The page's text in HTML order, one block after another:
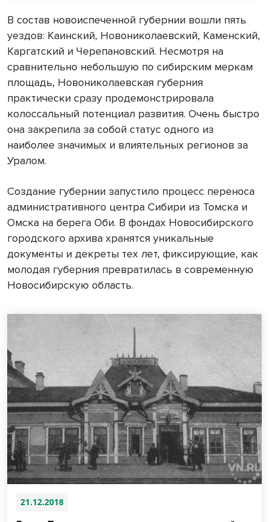
В состав новоиспеченной губернии вошли пять
уездов: Каинский, Новониколаевский, Каменский,
Каргатский и Черепановский. Несмотря на
сравнительно небольшую по сибирским меркам
площадь, Новониколаевская губерния
практически сразу продемонстрировала
колоссальный потенциал развития. Очень быстро
она закрепила за собой статус одного из
наиболее значимых и влиятельных регионов за
Уралом.
Создание губернии запустило процесс переноса
административного центра Сибири из Томска и
Омска на берега Оби. В фондах Новосибирского
городского архива хранятся уникальные
документы и декреты тех лет, фиксирующие, как
молодая губерния превратилась в современную
Новосибирскую область.
21.12.2018